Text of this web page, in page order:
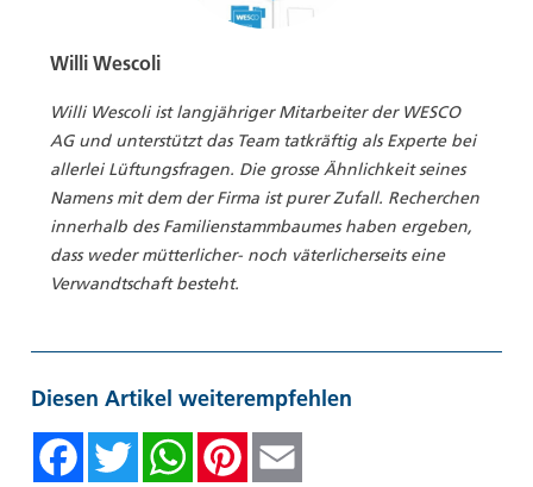
Willi Wescoli
Willi Wescoli ist langjähriger Mitarbeiter der WESCO
AG und unterstützt das Team tatkräftig als Experte bei
allerlei Lüftungsfragen. Die grosse Ähnlichkeit seines
Namens mit dem der Firma ist purer Zufall. Recherchen
innerhalb des Familienstammbaumes haben ergeben,
dass weder mütterlicher- noch väterlicherseits eine
Verwandtschaft besteht.
Diesen Artikel weiterempfehlen
Facebook
Twitter